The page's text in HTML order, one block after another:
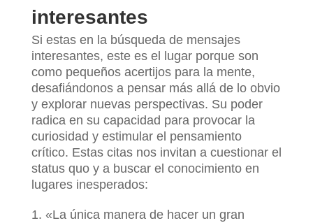
interesantes
Si estas en la búsqueda de mensajes
interesantes, este es el lugar porque son
como pequeños acertijos para la mente,
desafiándonos a pensar más allá de lo obvio
y explorar nuevas perspectivas. Su poder
radica en su capacidad para provocar la
curiosidad y estimular el pensamiento
crítico. Estas citas nos invitan a cuestionar el
status quo y a buscar el conocimiento en
lugares inesperados:
«La única manera de hacer un gran